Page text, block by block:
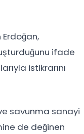
Erdoğan,
ifade
istikrarını
savunma sanayi
de değinen